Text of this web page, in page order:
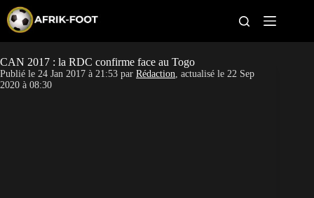
p
o
c
CAN féminine
CAN 2017 : la RDC confirme face au Togo
Publié le 24 Jan 2017 à 21:53 par Rédaction, actualisé le 22 Sep
2020 à 08:30